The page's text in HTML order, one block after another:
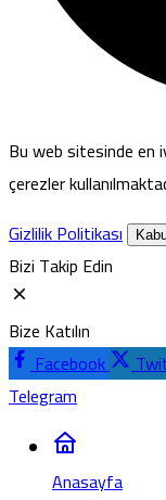
Bu web sitesinde en
çerezler
Gizlilik Politikası
Bizi Takip Edin
Bize Katılın
Facebook
Telegram
Anasayfa